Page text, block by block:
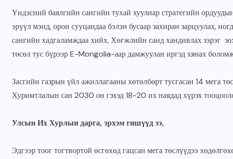
Үндэсний баялгийн сангийн тухай хуулиар стратегийн
эрүүл мэнд, орон сууцандаа бэлэн бусаар захиран зарцуулах,
сангийн хадгаламждаа хийх, Хөгжлийн санд хандивлах зэрэг
төсөл тус бүрээр E-Mongolia-аар дамжуулан иргэд хянах
Засгийн газрын үйл ажиллагааны хөтөлбөрт тусгасан 14 мега
Хуримтлалын сан 2030 он гэхэд 18-20 их наядад хүрэх
Улсын Их Хурлын дарга, эрхэм гишүүд ээ,
Эдгээр тоог тогтвортой өсгөхөд гацсан мега төслүүдээ